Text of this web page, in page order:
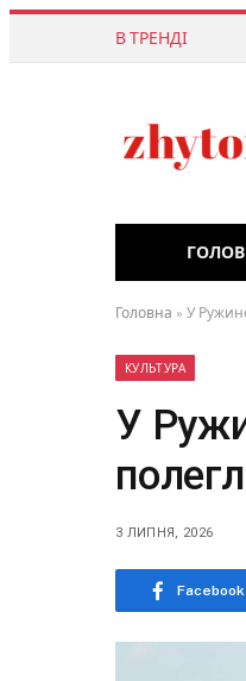
В ТРЕНДІ
Головна » У
КУЛЬТУРА
У
3 ЛИПНЯ, 2026
Facebook